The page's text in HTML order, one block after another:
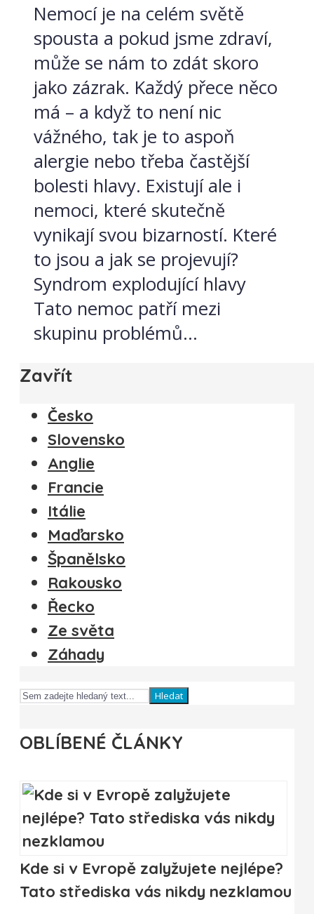
Nemocí je na celém světě
spousta a pokud jsme zdraví,
může se nám to zdát skoro
jako zázrak. Každý přece něco
má – a když to není nic
vážného, tak je to aspoň
alergie nebo třeba častější
bolesti hlavy. Existují ale i
nemoci, které skutečně
vynikají svou bizarností. Které
to jsou a jak se projevují?
Syndrom explodující hlavy
Tato nemoc patří mezi
skupinu problémů...
Zavřít
Česko
Slovensko
Anglie
Francie
Itálie
Maďarsko
Španělsko
Rakousko
Řecko
Ze světa
Záhady
Hledat
OBLÍBENÉ ČLÁNKY
Kde si v Evropě zalyžujete nejlépe?
Tato střediska vás nikdy nezklamou